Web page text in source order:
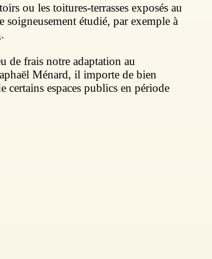
ou les toitures-terrasses exposés au
soigneusement étudié, par exemple à
.
de frais notre adaptation au
Ménard, il importe de bien
espaces publics en période